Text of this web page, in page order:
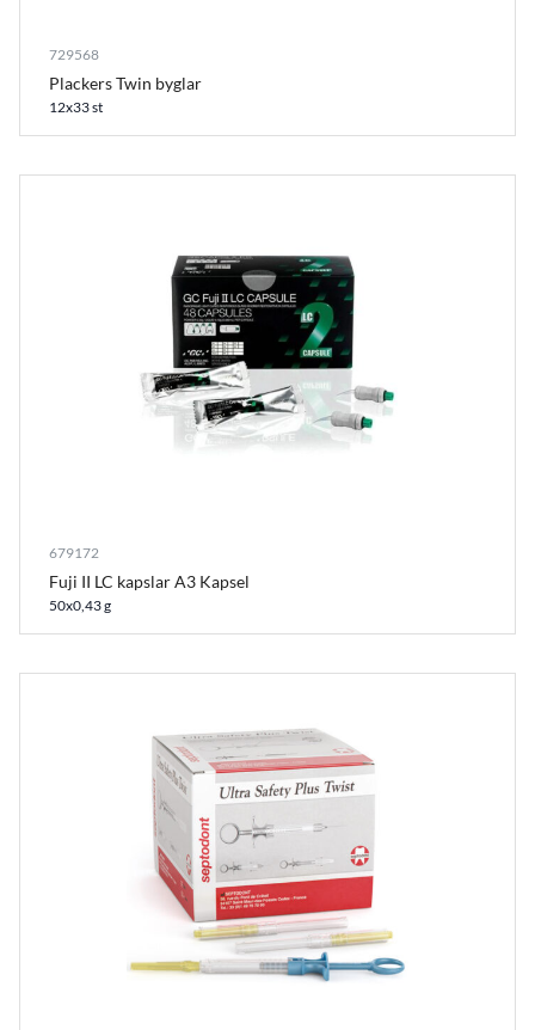
729568
Plackers Twin byglar
12x33 st
679172
Fuji II LC kapslar A3 Kapsel
50x0,43 g